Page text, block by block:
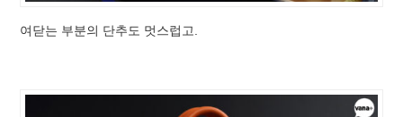
여닫는 부분의 단추도 멋스럽고.